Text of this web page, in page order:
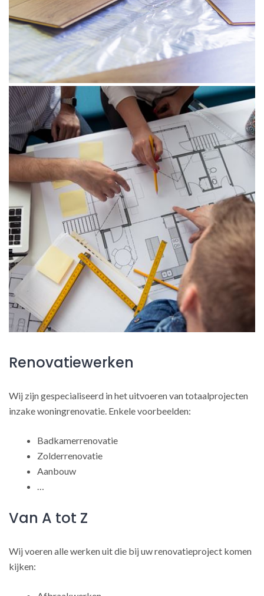
Renovatiewerken
Wij zijn gespecialiseerd in het uitvoeren van totaalprojecten
inzake woningrenovatie. Enkele voorbeelden:
Badkamerrenovatie
Zolderrenovatie
Aanbouw
…
Van A tot Z
Wij voeren alle werken uit die bij uw renovatieproject komen
kijken: